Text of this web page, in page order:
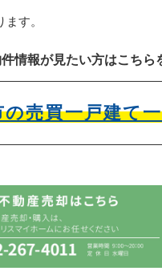
す。
情報が見たい方はこちら
の売買一戸建て